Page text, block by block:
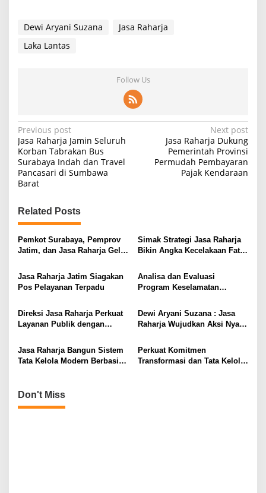
Dewi Aryani Suzana
Jasa Raharja
Laka Lantas
Follow Us
P
o
s
t
a
v
i
a
i
o
n
Previous post
Jasa Raharja Jamin Seluruh
Korban Tabrakan Bus
Surabaya Indah dan Travel
Pancasari di Sumbawa
Barat
Next post
Jasa Raharja Dukung
Pemerintah Provinsi
Permudah Pembayaran
Pajak Kendaraan
Related Posts
Pemkot Surabaya, Pemprov
Jatim, dan Jasa Raharja Gelar
Kendaraan
Simak Strategi Jasa Raharja
Bikin Angka Kecelakaan Fatal
Jasa Raharja Jatim Siagakan
Pos Pelayanan Terpadu
Analisa dan Evaluasi
Program Keselamatan
Direksi Jasa Raharja Perkuat
Layanan Publik dengan
Pembayaran Keuangan
Dewi Aryani Suzana : Jasa
Raharja Wujudkan Aksi Nyata
Keselamatan di NTB melalui
Program BETA
Jasa Raharja Bangun Sistem
Tata Kelola Modern Berbasis
Perkuat Komitmen
Transformasi dan Tata Kelola
Don't Miss